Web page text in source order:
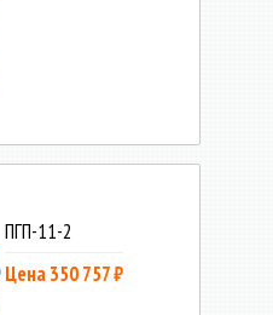
ПГП-11-2
Цена 350 757 ₽